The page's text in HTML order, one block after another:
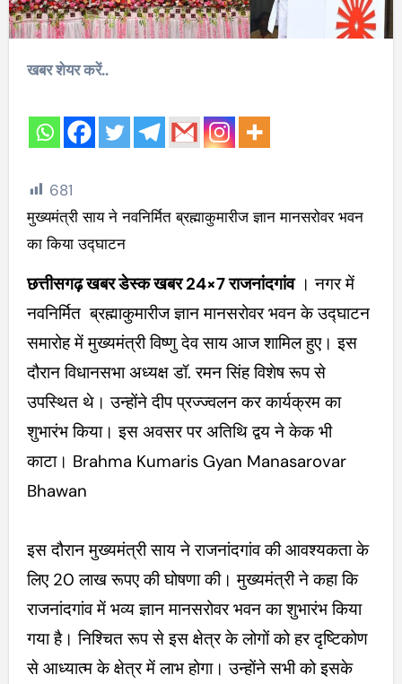
खबर शेयर करें..
681
मुख्यमंत्री साय ने नवनिर्मित ब्रह्माकुमारीज ज्ञान मानसरोवर भवन
का किया उद्घाटन
छत्तीसगढ़ खबर डेस्क खबर 24×7राजनांदगांव। नगर में
नवनिर्मित ब्रह्माकुमारीज ज्ञान मानसरोवर भवन के उद्घाटन
समारोह में मुख्यमंत्री विष्णु देव साय आज शामिल हुए। इस
दौरान विधानसभा अध्यक्ष डॉ. रमन सिंह विशेष रूप से
उपस्थित थे। उन्होंने दीप प्रज्ज्वलन कर कार्यक्रम का
शुभारंभ किया। इस अवसर पर अतिथि द्वय ने केक भी
काटा। Brahma Kumaris Gyan Manasarovar
Bhawan
इस दौरान मुख्यमंत्री साय ने राजनांदगांव की आवश्यकता के
लिए 20 लाख रूपए की घोषणा की। मुख्यमंत्री ने कहा कि
राजनांदगांव में भव्य ज्ञान मानसरोवर भवन का शुभारंभ किया
गया है। निश्चित रूप से इस क्षेत्र के लोगों को हर दृष्टिकोण
से आध्यात्म के क्षेत्र में लाभ होगा। उन्होंने सभी को इसके